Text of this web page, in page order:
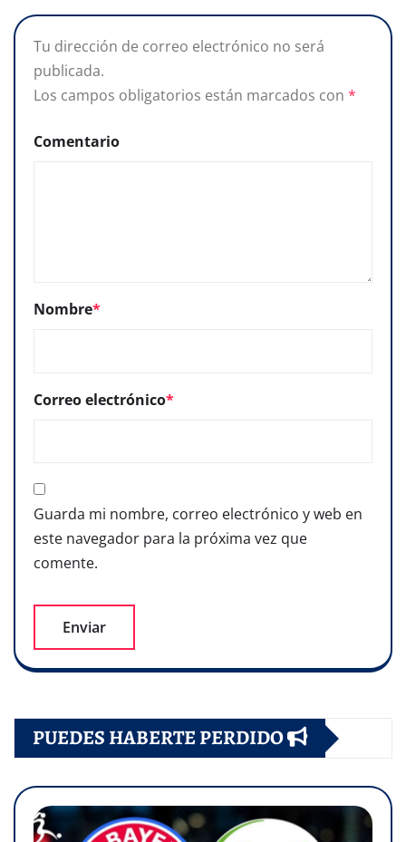
Tu dirección de correo electrónico no será
publicada.
Los campos obligatorios están marcados con *
Comentario
Nombre*
Correo electrónico*
Guarda mi nombre, correo electrónico y web en
este navegador para la próxima vez que
comente.
PUEDES HABERTE PERDIDO